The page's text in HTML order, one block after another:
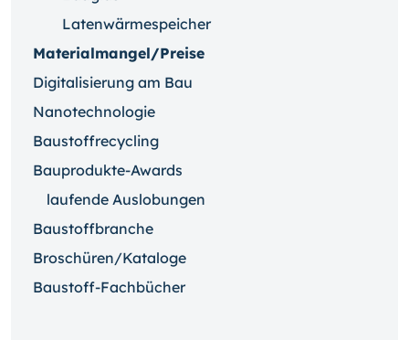
Latenwärmespeicher
Materialmangel/Preise
Digitalisierung am Bau
Nanotechnologie
Baustoffrecycling
Bauprodukte-Awards
laufende Auslobungen
Baustoffbranche
Broschüren/Kataloge
Baustoff-Fachbücher